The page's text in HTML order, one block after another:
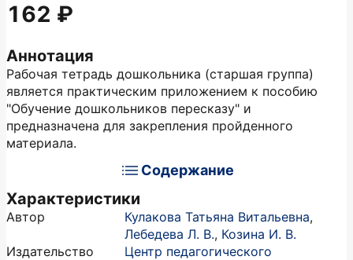
Аннотация
Рабочая тетрадь дошкольника (старшая группа)
является практическим приложением к пособию
"Обучение дошкольников пересказу" и
предназначена для закрепления пройденного
материала.
Содержание
Характеристики
Автор Кулакова Татьяна Витальевна,
Лебедева Л. В., Козина И. В.
Издательство
Центр педагогического
162